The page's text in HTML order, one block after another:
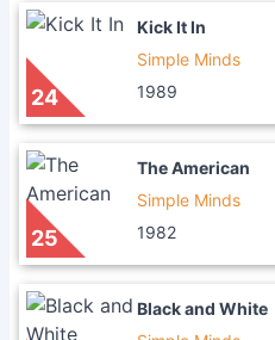
24
Kick It In
Simple Minds
1989
25
The American
Simple Minds
1982
Black and White